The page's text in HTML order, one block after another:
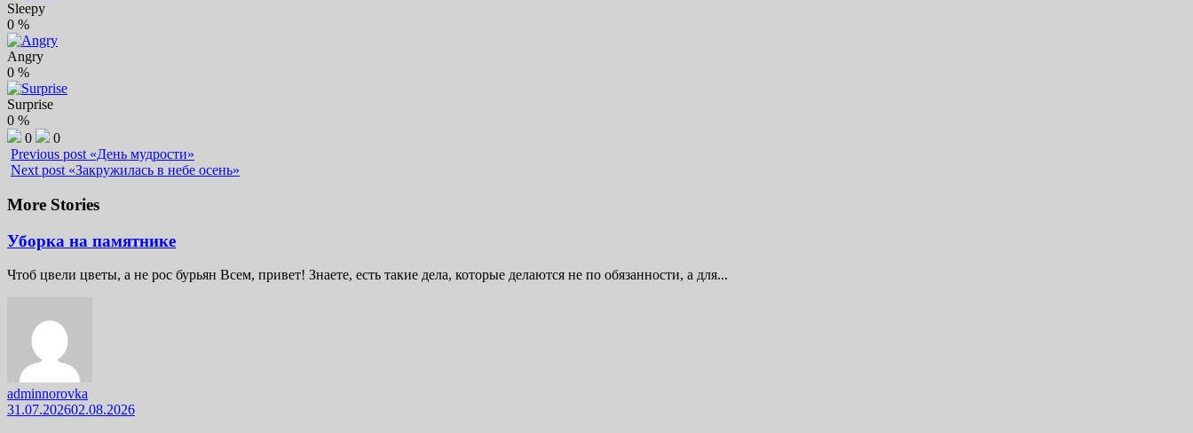
Sleepy
0 %
Angry
0 %
Surprise
0 %
0
0
Previous post «День мудрости»
Next post «Закружилась в небе осень»
More Stories
Уборка на памятнике
Чтоб цвели цветы, а не рос бурьян Всем, привет! Знаете, есть такие дела, которые делаются не по обязанности, а для...
adminnorovka
31.07.202602.08.2026